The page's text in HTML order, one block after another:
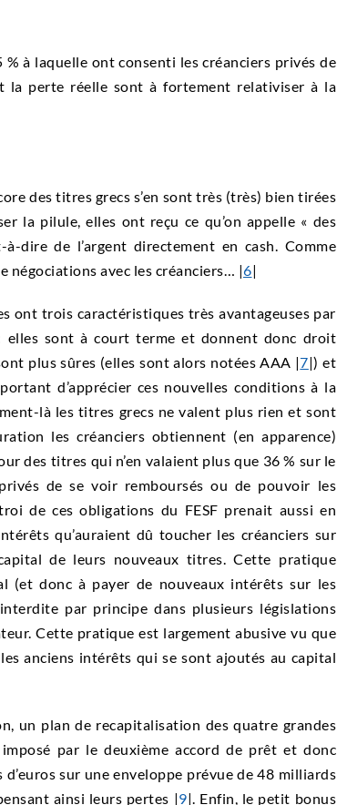
% à laquelle ont consenti les créanciers privés de
la perte réelle sont à fortement relativiser à la
des titres grecs s’en sont très (très) bien tirées
la pilule, elles ont reçu ce qu’on appelle « des
dire de l’argent directement en cash. Comme
négociations avec les créanciers… |6|
ont trois caractéristiques très avantageuses par
elles sont à court terme et donnent donc droit
plus sûres (elles sont alors notées AAA |7|) et
d’apprécier ces nouvelles conditions à la
là les titres grecs ne valent plus rien et sont
les créanciers obtiennent (en apparence)
des titres qui n’en valaient plus que 36 % sur le
de se voir remboursés ou de pouvoir les
de ces obligations du FESF prenait aussi en
qu’auraient dû toucher les créanciers sur
de leurs nouveaux titres. Cette pratique
(et donc à payer de nouveaux intérêts sur les
par principe dans plusieurs législations
Cette pratique est largement abusive vu que
anciens intérêts qui se sont ajoutés au capital
un plan de recapitalisation des quatre grandes
par le deuxième accord de prêt et donc
sur une enveloppe prévue de 48 milliards
ainsi leurs pertes |9|. Enfin, le petit bonus